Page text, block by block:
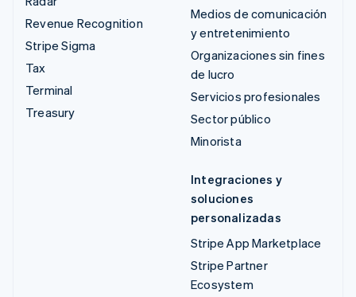
Revenue Recognition
Stripe Sigma
Tax
Terminal
Treasury
Medios de comunicación
y entretenimiento
Organizaciones sin fines
de lucro
Servicios profesionales
Sector público
Minorista
Integraciones y
soluciones
personalizadas
Stripe App Marketplace
Stripe Partner
Ecosystem